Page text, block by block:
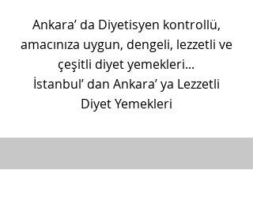
Ankara’ da Diyetisyen kontrollü,
amacınıza uygun, dengeli, lezzetli ve
çeşitli diyet yemekleri...
İstanbul’ dan Ankara’ ya Lezzetli
Diyet Yemekleri